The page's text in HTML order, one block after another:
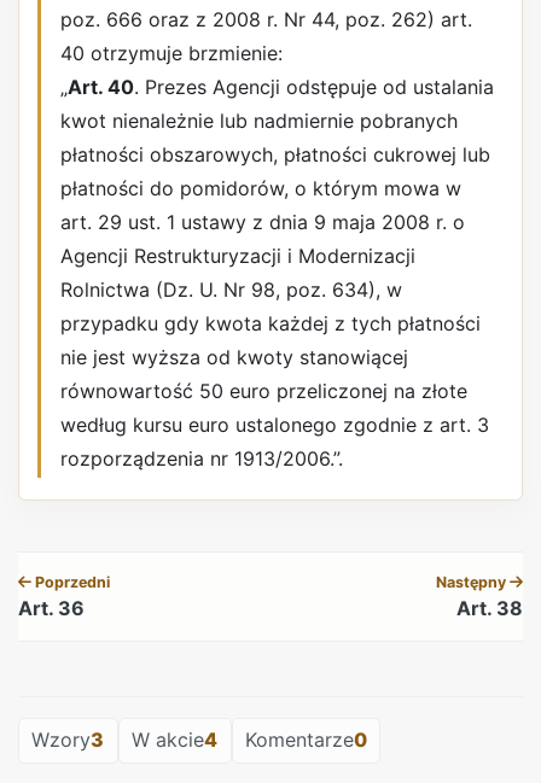
poz. 666 oraz z 2008 r. Nr 44, poz. 262) art.
40 otrzymuje brzmienie:
„Art. 40. Prezes Agencji odstępuje od ustalania
kwot nienależnie lub nadmiernie pobranych
płatności obszarowych, płatności cukrowej lub
płatności do pomidorów, o którym mowa w
art. 29 ust. 1 ustawy z dnia 9 maja 2008 r. o
Agencji Restrukturyzacji i Modernizacji
Rolnictwa (Dz. U. Nr 98, poz. 634), w
przypadku gdy kwota każdej z tych płatności
nie jest wyższa od kwoty stanowiącej
równowartość 50 euro przeliczonej na złote
według kursu euro ustalonego zgodnie z art. 3
rozporządzenia nr 1913/2006.”.
Poprzedni
Art. 36
Następny
Art. 38
Wzory3 W akcie4 Komentarze0